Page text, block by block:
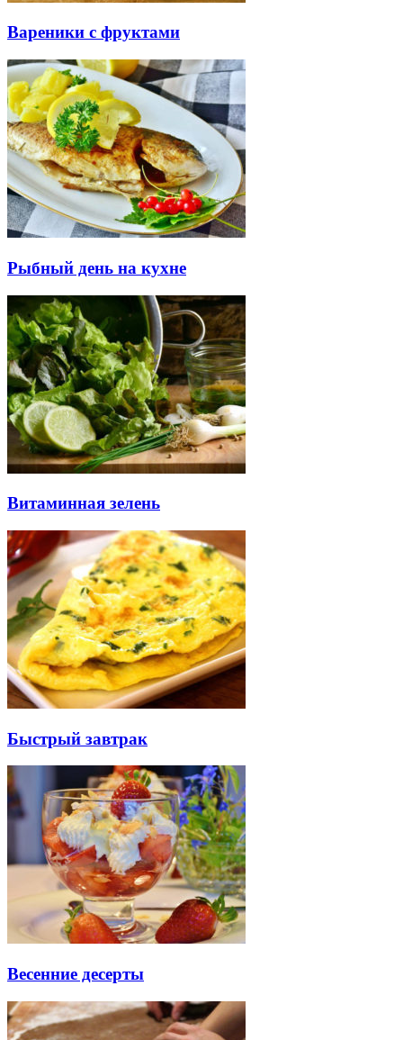
Вареники с фруктами
Рыбный день на кухне
Витаминная зелень
Быстрый завтрак
Весенние десерты